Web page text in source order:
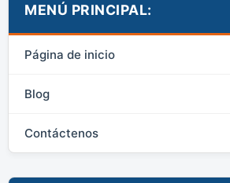
MENÚ PRINCIPAL:
Página de inicio
Blog
Contáctenos